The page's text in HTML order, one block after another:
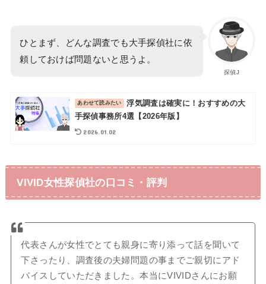
探偵J
ひとまず、どんな調査でも大手探偵社に依
頼しておけば問題ないと思うよ。
浮気調査は確実に！おすすめの大
手探偵事務所4選【2026年版】
2026.01.02
VIVID女性探偵社の口コミ・評判
代表さんが女性でとても親身に寄り添って話を聞いて
下さったり、調査後の夫婦問題の事までご親切にアド
バイスしていただきました。本当にVIVIDさんにお願